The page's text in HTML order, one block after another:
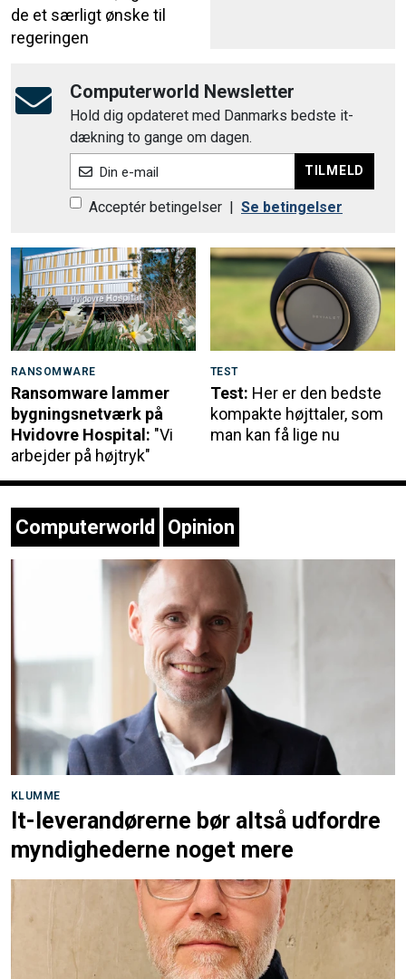
de et særligt ønske til
regeringen
Computerworld Newsletter
Hold dig opdateret med Danmarks bedste it-
dækning to gange om dagen.
Din e-mail TILMELD
Acceptér betingelser | Se betingelser
RANSOMWARE
Ransomware lammer
bygningsnetværk på
Hvidovre Hospital: "Vi
arbejder på højtryk"
TEST
Test: Her er den bedste
kompakte højttaler, som
man kan få lige nu
Computerworld Opinion
KLUMME
It-leverandørerne bør altså udfordre
myndighederne noget mere